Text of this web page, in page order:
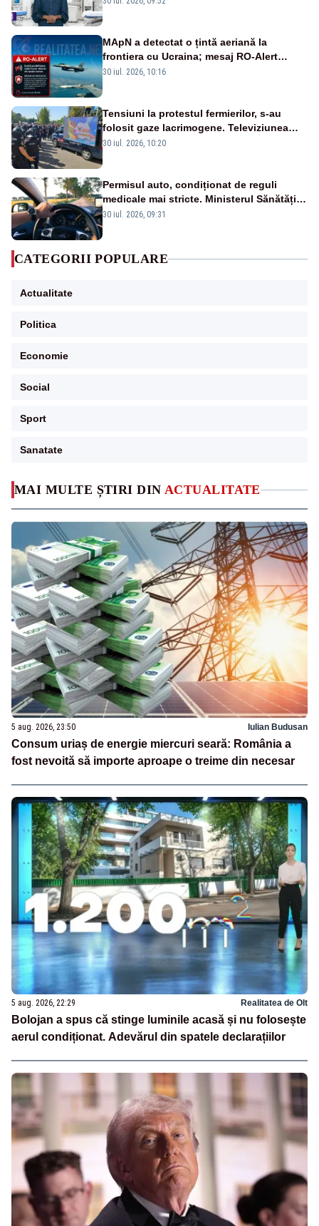
MAI MULTE ȘTIRI DIN ACTUALITATE
5 aug. 2026, 23:50 Iulian Budusan
Consum uriaș de energie miercuri seară: România a
fost nevoită să importe aproape o treime din necesar
5 aug. 2026, 22:29 Realitatea de Olt
Bolojan a spus că stinge luminile acasă și nu folosește
aerul condiționat. Adevărul din spatele declarațiilor
MApN a detectat o țintă aeriană la
frontiera cu Ucraina; mesaj RO-Alert
transmis în județul Tulcea
30 iul. 2026, 10:16
Tensiuni la protestul fermierilor, s-au
folosit gaze lacrimogene. Televiziunea
Poporului face apel la calm – LIVE TEXT
30 iul. 2026, 10:20
Permisul auto, condiționat de reguli
medicale mai stricte. Ministerul Sănătății
propune schimbări majore
30 iul. 2026, 09:31
CATEGORII POPULARE
Actualitate
Politica
Economie
Social
Sport
Sanatate